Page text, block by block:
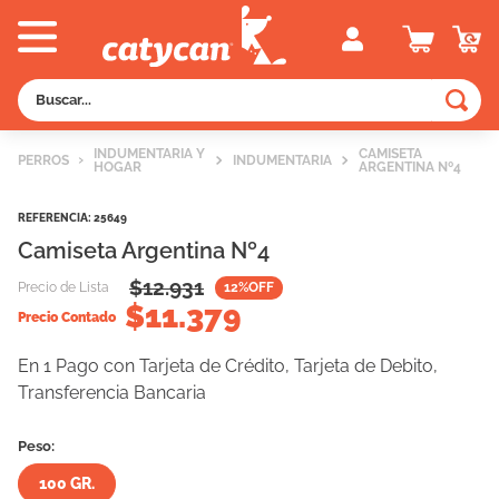
Buscar...
PERROS
INDUMENTARIA Y
HOGAR
INDUMENTARIA
CAMISETA
ARGENTINA Nº4
REFERENCIA: 25649
Camiseta Argentina Nº4
Precio de Lista $12.931 12%OFF
Precio Contado
$11.379
En 1 Pago con Tarjeta de Crédito, Tarjeta de Debito,
Transferencia Bancaria
Peso:
100 GR.
1.
3.
excellent
4.
piedras
5.
vitalcan
6
perros